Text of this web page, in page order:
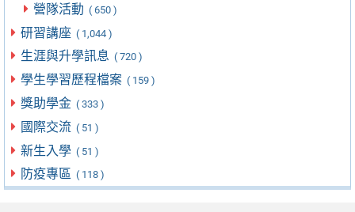
營隊活動 ( 650 )
研習講座 ( 1,044 )
生涯與升學訊息 ( 720 )
學生學習歷程檔案 ( 159 )
獎助學金 ( 333 )
國際交流 ( 51 )
新生入學 ( 51 )
防疫專區 ( 118 )